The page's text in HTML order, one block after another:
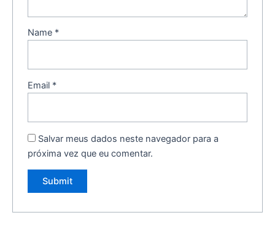
Name *
Email *
Salvar meus dados neste navegador para a
próxima vez que eu comentar.